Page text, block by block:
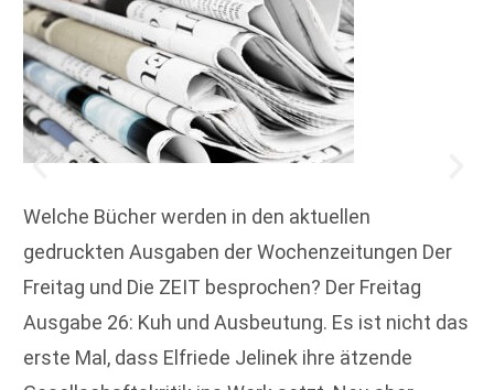
Welche Bücher werden in den aktuellen
gedruckten Ausgaben der Wochenzeitungen Der
Freitag und Die ZEIT besprochen? Der Freitag
Ausgabe 26: Kuh und Ausbeutung. Es ist nicht das
erste Mal, dass Elfriede Jelinek ihre ätzende